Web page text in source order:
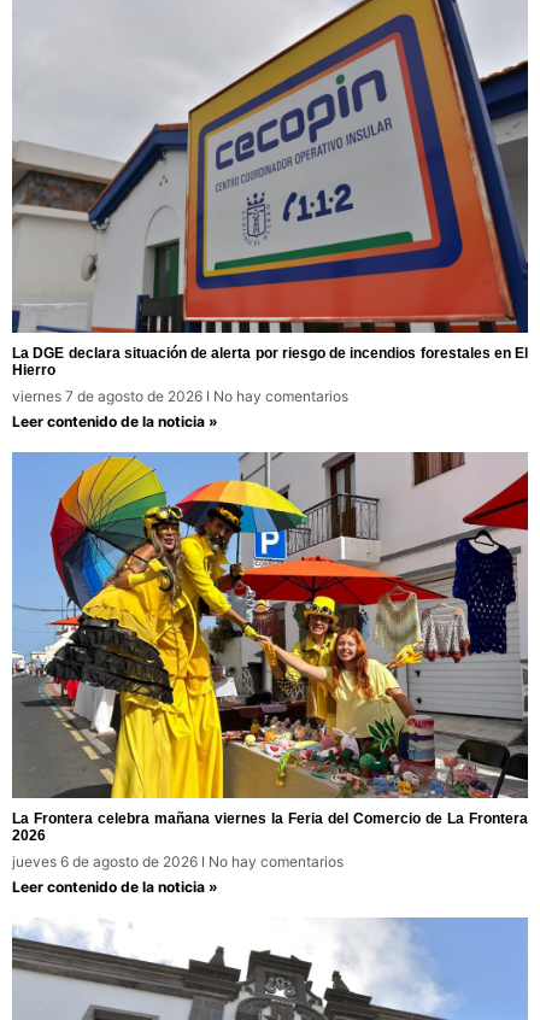
La DGE declara situación de alerta por riesgo de incendios forestales en El
Hierro
viernes 7 de agosto de 2026
No hay comentarios
Leer contenido de la noticia »
La Frontera celebra mañana viernes la Feria del Comercio de La Frontera
2026
jueves 6 de agosto de 2026
No hay comentarios
Leer contenido de la noticia »